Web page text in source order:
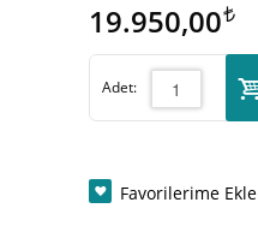
19.950,00
Adet:
Favorilerime Ekle